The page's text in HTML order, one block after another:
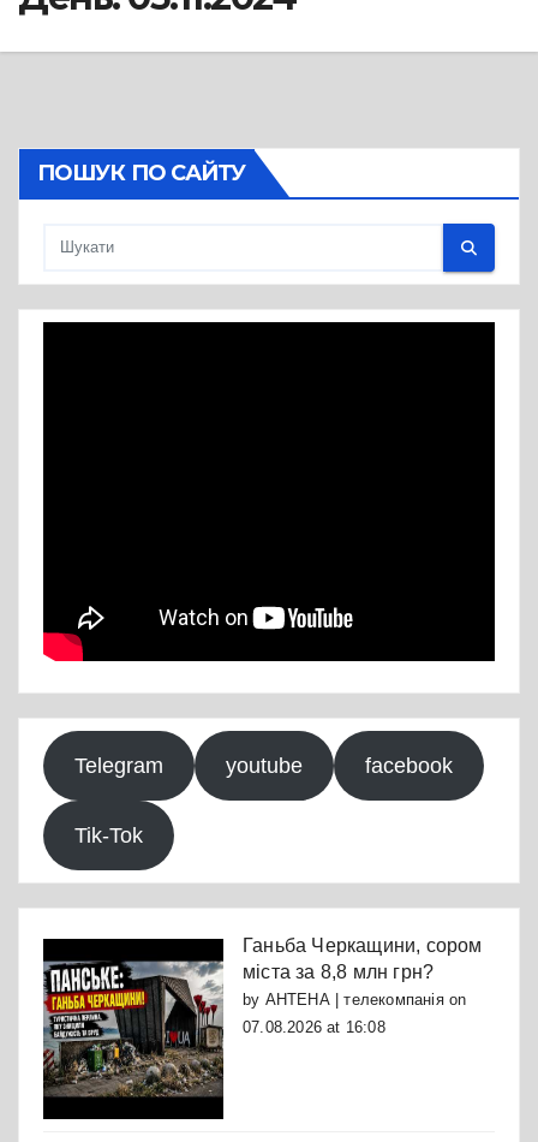
ПОШУК ПО САЙТУ
Telegram youtube facebook
Tik-Tok
Ганьба Черкащини, сором
міста за 8,8 млн грн?
by АНТЕНА | телекомпаніяon
07.08.2026 at 16:08